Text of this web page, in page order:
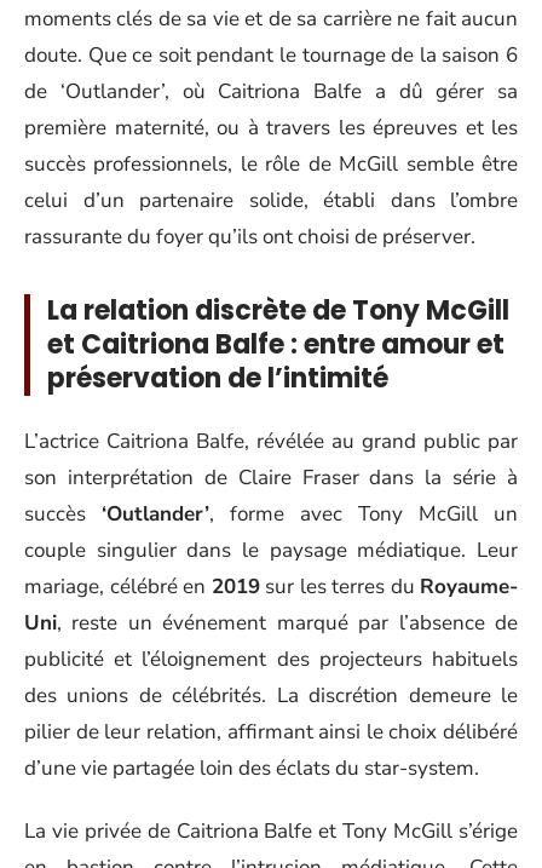
moments clés de sa vie et de sa carrière ne fait aucun
doute. Que ce soit pendant le tournage de la saison 6
de ‘Outlander’, où Caitriona Balfe a dû gérer sa
première maternité, ou à travers les épreuves et les
succès professionnels, le rôle de McGill semble être
celui d’un partenaire solide, établi dans l’ombre
rassurante du foyer qu’ils ont choisi de préserver.
La relation discrète de Tony McGill
et Caitriona Balfe : entre amour et
préservation de l’intimité
L’actrice Caitriona Balfe, révélée au grand public par
son interprétation de Claire Fraser dans la série à
succès ‘Outlander’, forme avec Tony McGill un
couple singulier dans le paysage médiatique. Leur
mariage, célébré en 2019sur les terres du Royaume-
Uni, reste un événement marqué par l’absence de
publicité et l’éloignement des projecteurs habituels
des unions de célébrités. La discrétion demeure le
pilier de leur relation, affirmant ainsi le choix délibéré
d’une vie partagée loin des éclats du star-system.
La vie privée de Caitriona Balfe et Tony McGill s’érige